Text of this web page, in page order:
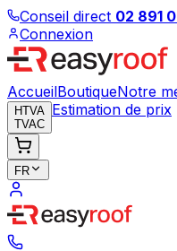
Conseil direct 02 891
Connexion
AccueilBoutiqueNotre
HTVA
TVAC
Estimation de prix
FR